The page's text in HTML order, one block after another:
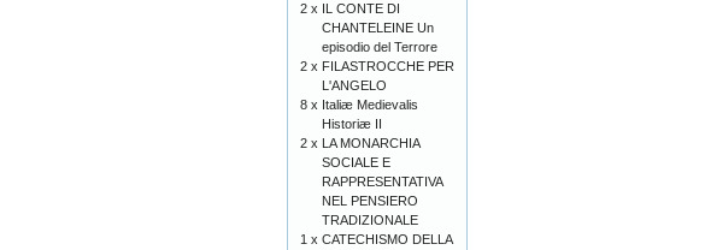
2 x IL CONTE DI
CHANTELEINE Un
episodio del Terrore
2 x FILASTROCCHE PER
L'ANGELO
8 x Italiæ Medievalis
Historiæ II
2 x LA MONARCHIA
SOCIALE E
RAPPRESENTATIVA
NEL PENSIERO
TRADIZIONALE
1 x CATECHISMO DELLA